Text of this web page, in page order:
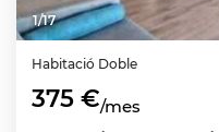
1/17
Habitació Doble
375 €/mes